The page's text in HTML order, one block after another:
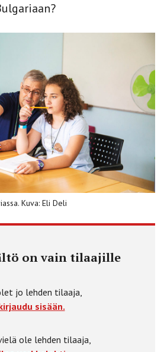
Kuva: Eli Deli
on vain tilaajille
jo lehden tilaaja,
sisään.
ole lehden tilaaja,